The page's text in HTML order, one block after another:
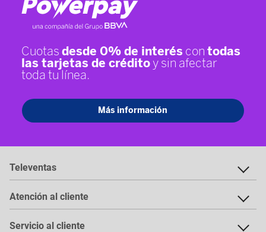
Televentas
Atención al cliente
Servicio al cliente